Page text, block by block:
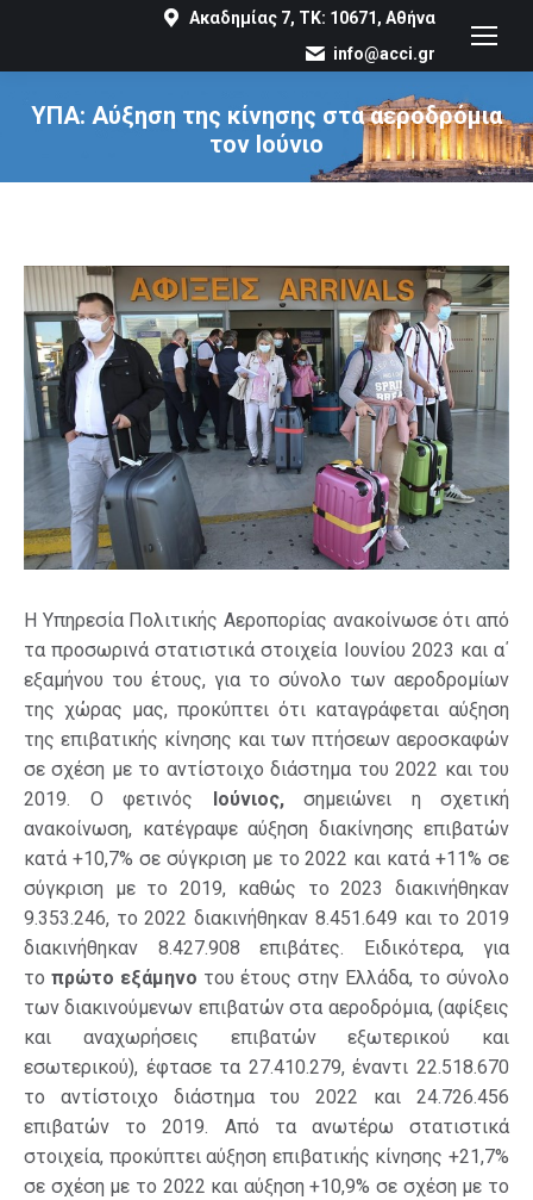
Ακαδημίας 7, ΤΚ: 10671, Αθήνα
info@acci.gr
ΥΠΑ: Αύξηση της κίνησης στα αεροδρόμια
τον Ιούνιο
You are here:
Η Υπηρεσία Πολιτικής Αεροπορίας ανακοίνωσε ότι από
τα προσωρινά στατιστικά στοιχεία Ιουνίου 2023 και α΄
εξαμήνου του έτους, για το σύνολο των αεροδρομίων
της χώρας μας, προκύπτει ότι καταγράφεται αύξηση
της επιβατικής κίνησης και των πτήσεων αεροσκαφών
σε σχέση με το αντίστοιχο διάστημα του 2022 και του
2019. Ο φετινός
Ιούνιος, σημειώνει η σχετική
ανακοίνωση, κατέγραψε αύξηση διακίνησης επιβατών
κατά +10,7% σε σύγκριση με το 2022 και κατά +11% σε
σύγκριση με το 2019, καθώς το 2023 διακινήθηκαν
9.353.246, το 2022 διακινήθηκαν 8.451.649 και το 2019
διακινήθηκαν 8.427.908 επιβάτες. Ειδικότερα, για
το πρώτο εξάμηνο του έτους στην Ελλάδα, το σύνολο
των διακινούμενων επιβατών στα αεροδρόμια, (αφίξεις
και αναχωρήσεις επιβατών εξωτερικού και
εσωτερικού), έφτασε τα 27.410.279, έναντι 22.518.670
το αντίστοιχο διάστημα του 2022 και 24.726.456
επιβατών το 2019. Από τα ανωτέρω στατιστικά
στοιχεία, προκύπτει αύξηση επιβατικής κίνησης +21,7%
σε σχέση με το 2022 και αύξηση +10,9% σε σχέση με το